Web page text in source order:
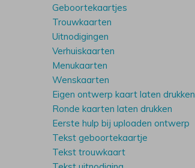
Geboortekaartjes
Trouwkaarten
Uitnodigingen
Verhuiskaarten
Menukaarten
Wenskaarten
Eigen ontwerp kaart laten drukken
Ronde kaarten laten drukken
Eerste hulp bij uploaden ontwerp
Tekst geboortekaartje
Tekst trouwkaart